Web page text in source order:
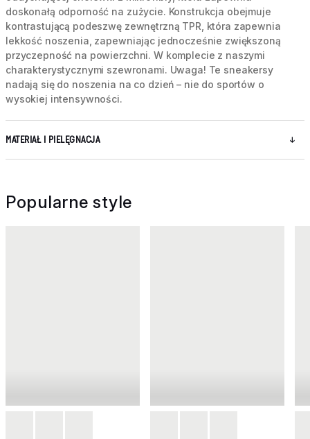
doskonałą odporność na zużycie. Konstrukcja obejmuje
kontrastującą podeszwę zewnętrzną TPR, która zapewnia
lekkość noszenia, zapewniając jednocześnie zwiększoną
przyczepność na powierzchni. W komplecie z naszymi
charakterystycznymi szewronami. Uwaga! Te sneakersy
nadają się do noszenia na co dzień – nie do sportów o
wysokiej intensywności.
MATERIAŁ I PIELĘGNACJA
Popularne style